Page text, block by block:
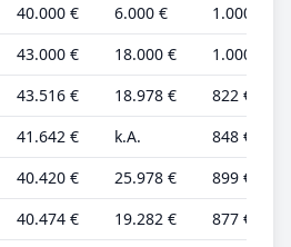
40.000 € 6.000 €
1.000 €
43.000 € 18.000 €
1.000 €
43.516 € 18.978 €
822 €
41.642 € k.A.
848 €
40.420 € 25.978 €
899 €
40.474 € 19.282 €
877 €